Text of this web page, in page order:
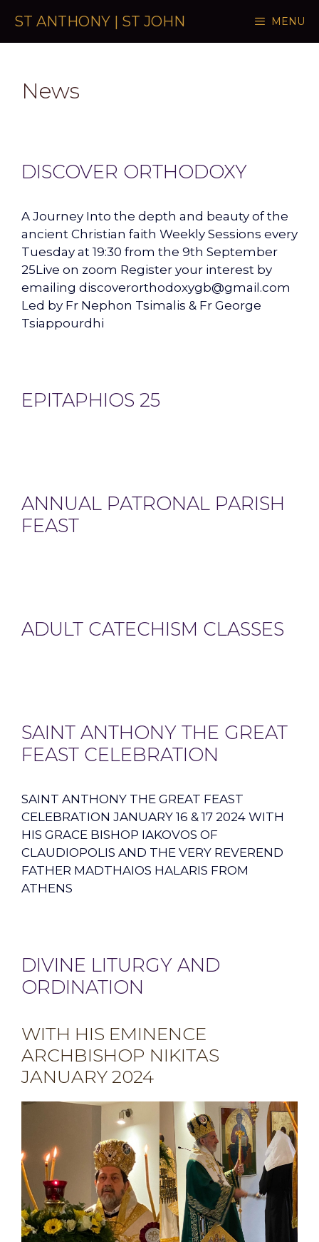
ST ANTHONY | ST JOHN MENU
News
DISCOVER ORTHODOXY
A Journey Into the depth and beauty of the
ancient Christian faith Weekly Sessions every
Tuesday at 19:30 from the 9th September
25Live on zoom Register your interest by
emailing discoverorthodoxygb@gmail.com
Led by Fr Nephon Tsimalis & Fr George
Tsiappourdhi
EPITAPHIOS 25
ANNUAL PATRONAL PARISH
FEAST
ADULT CATECHISM CLASSES
SAINT ANTHONY THE GREAT
FEAST CELEBRATION
SAINT ANTHONY THE GREAT FEAST
CELEBRATION JANUARY 16 & 17 2024 WITH
HIS GRACE BISHOP IAKOVOS OF
CLAUDIOPOLIS AND THE VERY REVEREND
FATHER MADTHAIOS HALARIS FROM
ATHENS
DIVINE LITURGY AND
ORDINATION
WITH HIS EMINENCE
ARCHBISHOP NIKITAS
JANUARY 2024